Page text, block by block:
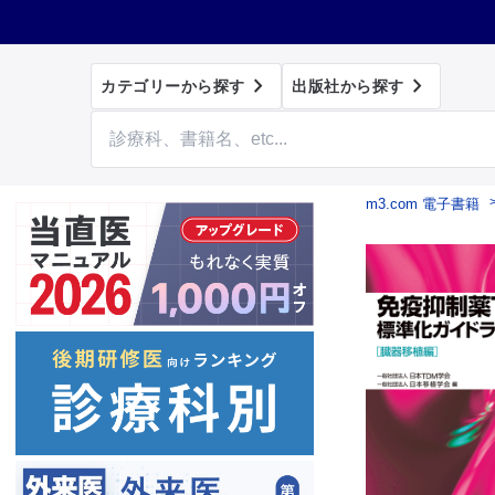
カテゴリーから探す  出版社から探す 
m3.com 電子書籍